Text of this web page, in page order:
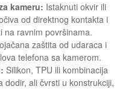
kameru: Istaknuti okvir ili
od direktnog kontakta i
na ravnim površinama.
zaštita od udaraca i
telefona sa kamerom.
Silikon, TPU ili kombinacija
dodir, ali čvrsti u konstrukciji,